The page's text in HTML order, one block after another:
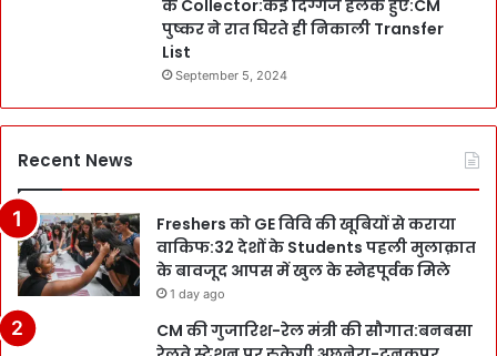
के Collector:कई दिग्गज हलके हुए:CM
पुष्कर ने रात घिरते ही निकाली Transfer
List
September 5, 2024
Recent News
Freshers को GE विवि की खूबियों से कराया
वाकिफ:32 देशों के Students पहली मुलाक़ात
के बावजूद आपस में खुल के स्नेहपूर्वक मिले
1 day ago
CM की गुजारिश-रेल मंत्री की सौगात:बनबसा